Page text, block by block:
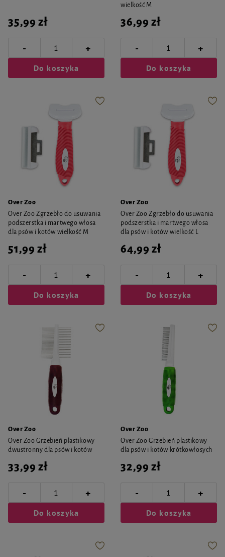
35,99 zł
- +
Do koszyka
wielkość M
36,99 zł
- +
Do koszyka
Over Zoo
Over Zoo Zgrzebło do usuwania
podszerstka i martwego włosa
dla psów i kotów wielkość M
51,99 zł
- +
Do koszyka
Over Zoo
Over Zoo Zgrzebło do usuwania
podszerstka i martwego włosa
dla psów i kotów wielkość L
64,99 zł
- +
Do koszyka
Over Zoo
Over Zoo Grzebień plastikowy
dwustronny dla psów i kotów
33,99 zł
- +
Do koszyka
Over Zoo
Over Zoo Grzebień plastikowy
dla psów i kotów krótkowłosych
32,99 zł
- +
Do koszyka